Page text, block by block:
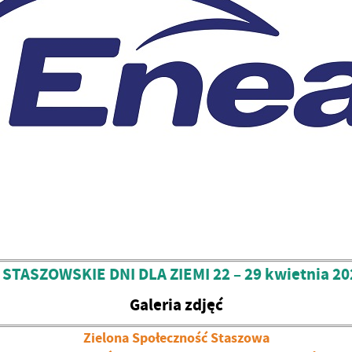
DNI DLA ZIEMI 22 – 29 kwietnia
Galeria zdjęć
Zielona Społeczność Staszowa